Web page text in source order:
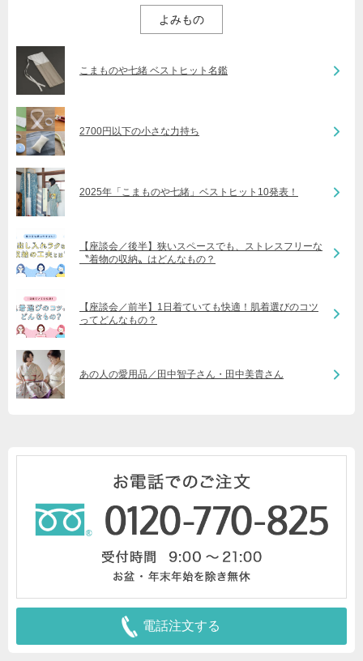
よみもの
こまものや七緒 ベストヒット名鑑
2700円以下の小さな力持ち
2025年「こまものや七緒」ベストヒット10発表！
【座談会／後半】狭いスペースでも、ストレスフリーな
〝着物の収納〟はどんなもの？
【座談会／前半】1日着ていても快適！肌着選びのコツ
ってどんなもの？
あの人の愛用品／田中智子さん・田中美貴さん
電話注文する